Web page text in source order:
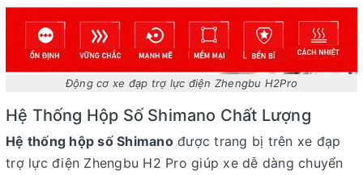
Động cơ xe đạp trợ lực điện Zhengbu H2Pro
Hệ Thống Hộp Số Shimano Chất Lượng
Hệ thống hộp số Shimanođược trang bị trên xe đạp
trợ lực điện Zhengbu H2 Pro giúp xe dễ dàng chuyển